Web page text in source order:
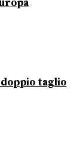
doppio taglio